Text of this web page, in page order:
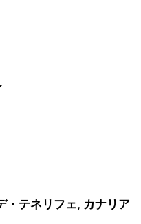
・テネリフェ, カナリア